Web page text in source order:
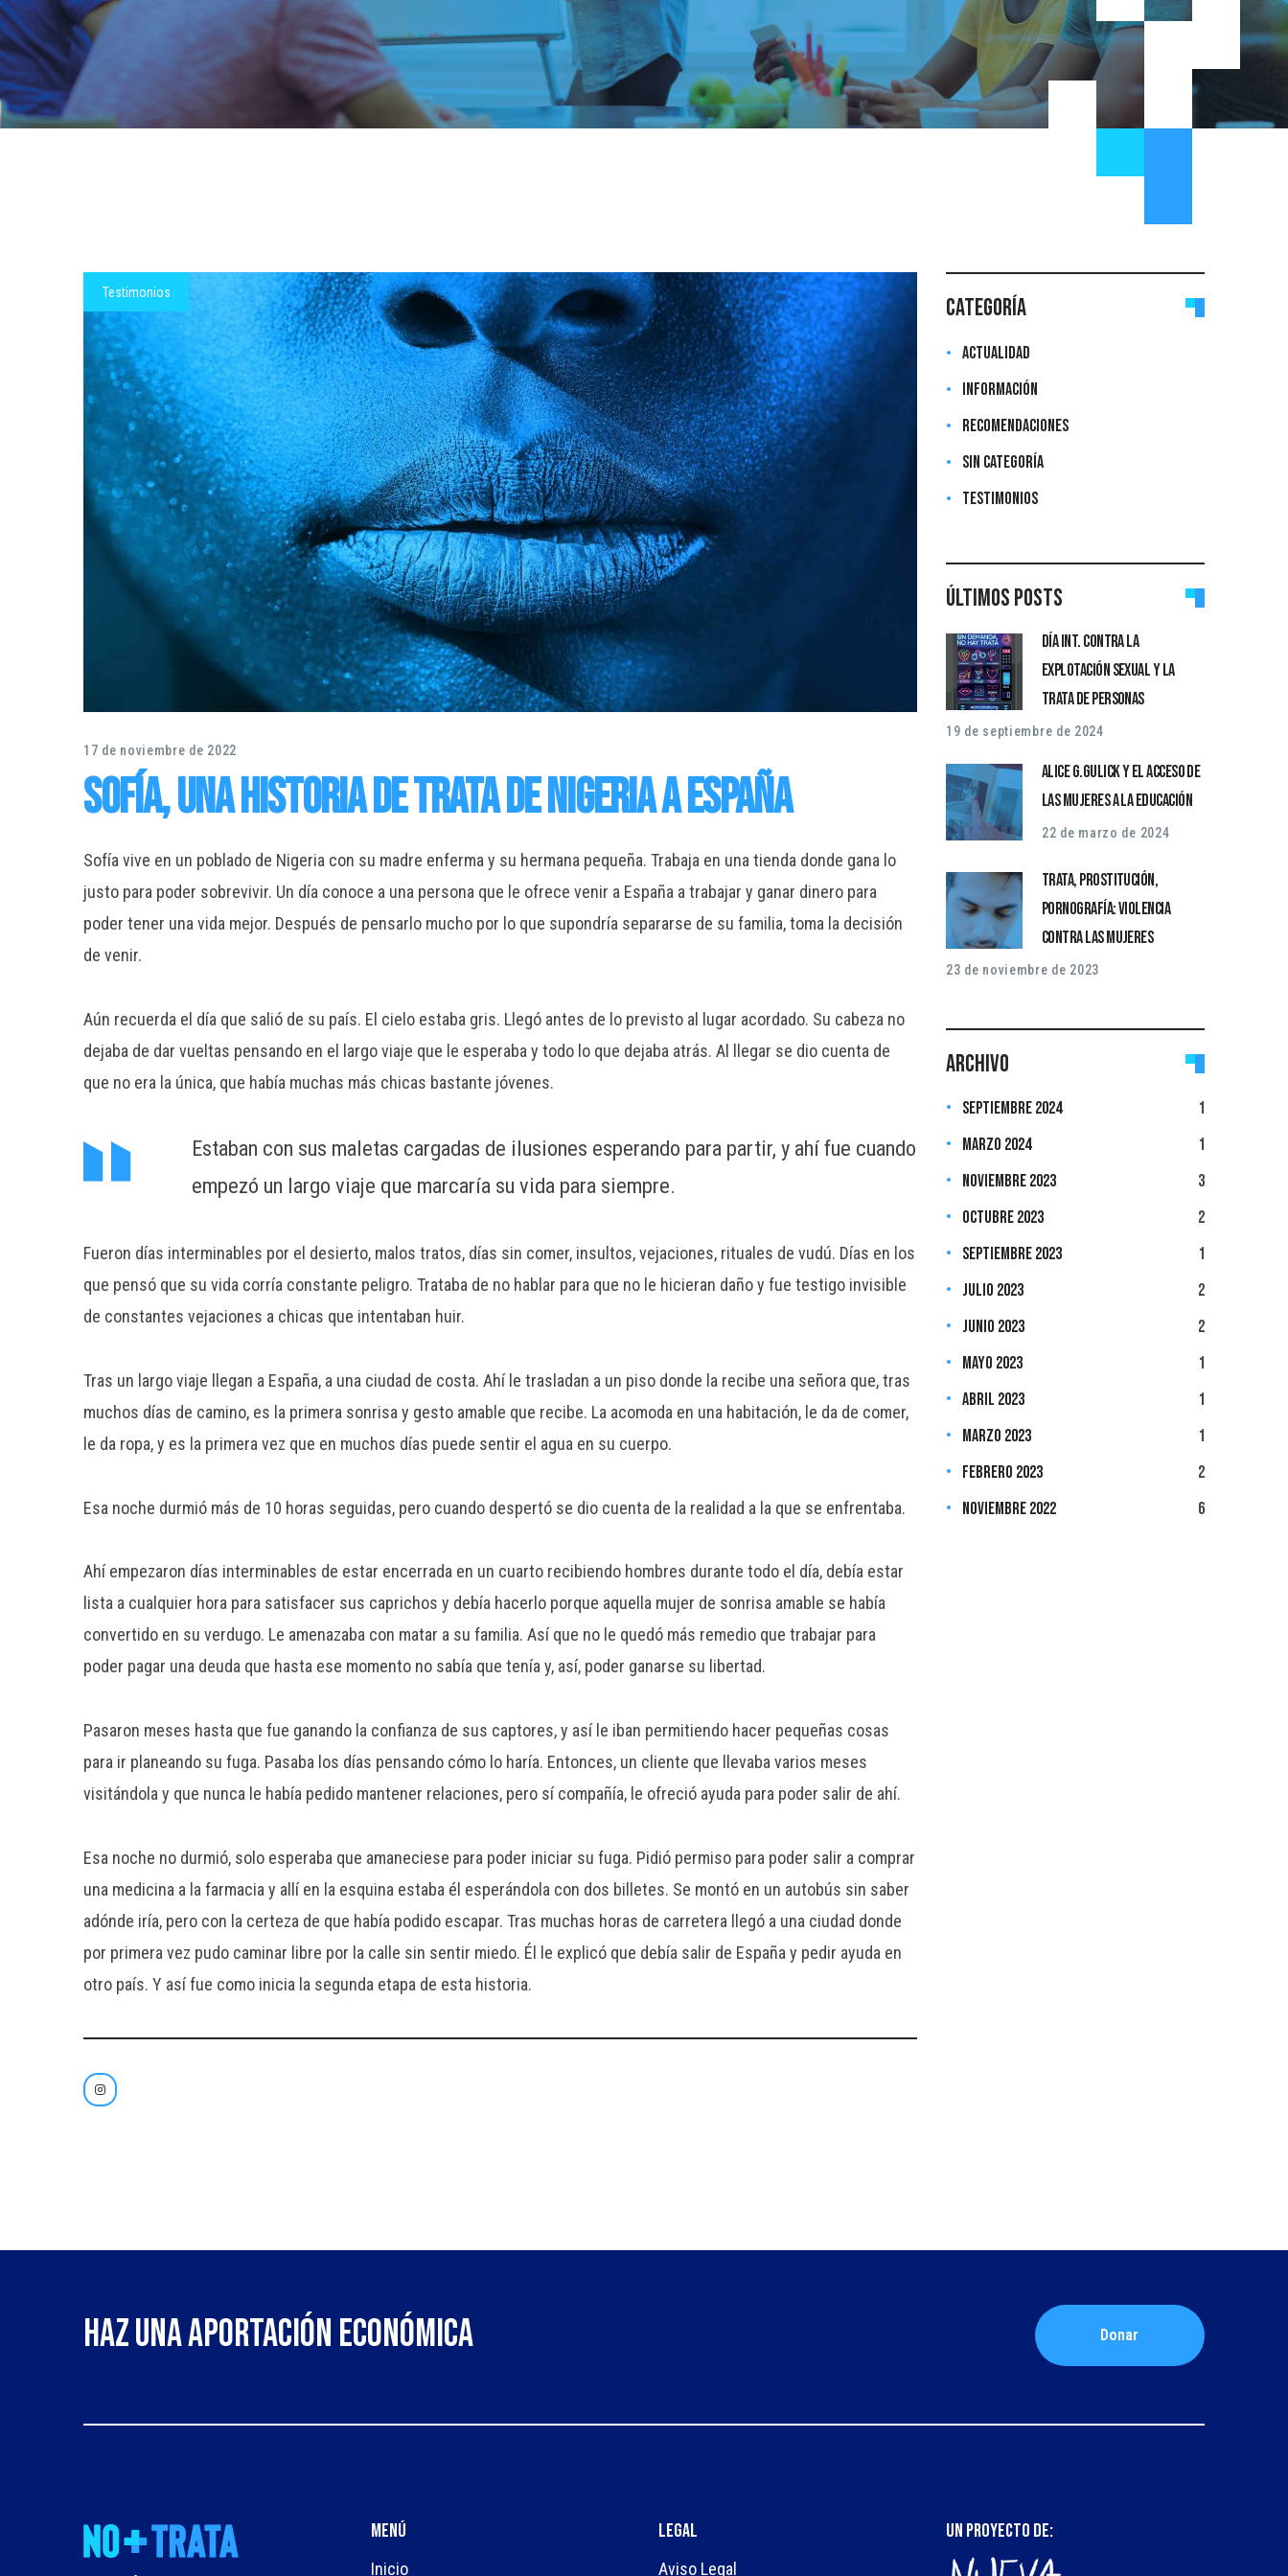
Testimonios
17 de noviembre de 2022
Sofía, una historia de trata de Nigeria a España
Sofía vive en un poblado de Nigeria con su madre enferma y su hermana pequeña. Trabaja en una tienda donde gana lo
justo para poder sobrevivir. Un día conoce a una persona que le ofrece venir a España a trabajar y ganar dinero para
poder tener una vida mejor. Después de pensarlo mucho por lo que supondría separarse de su familia, toma la decisión
de venir.
Aún recuerda el día que salió de su país. El cielo estaba gris. Llegó antes de lo previsto al lugar acordado. Su cabeza no
dejaba de dar vueltas pensando en el largo viaje que le esperaba y todo lo que dejaba atrás. Al llegar se dio cuenta de
que no era la única, que había muchas más chicas bastante jóvenes.
Estaban con sus maletas cargadas de ilusiones esperando para partir, y ahí fue cuando
empezó un largo viaje que marcaría su vida para siempre.
Fueron días interminables por el desierto, malos tratos, días sin comer, insultos, vejaciones, rituales de vudú. Días en los
que pensó que su vida corría constante peligro. Trataba de no hablar para que no le hicieran daño y fue testigo invisible
de constantes vejaciones a chicas que intentaban huir.
Tras un largo viaje llegan a España, a una ciudad de costa. Ahí le trasladan a un piso donde la recibe una señora que, tras
muchos días de camino, es la primera sonrisa y gesto amable que recibe. La acomoda en una habitación, le da de comer,
le da ropa, y es la primera vez que en muchos días puede sentir el agua en su cuerpo.
Esa noche durmió más de 10 horas seguidas, pero cuando despertó se dio cuenta de la realidad a la que se enfrentaba.
Ahí empezaron días interminables de estar encerrada en un cuarto recibiendo hombres durante todo el día, debía estar
lista a cualquier hora para satisfacer sus caprichos y debía hacerlo porque aquella mujer de sonrisa amable se había
convertido en su verdugo. Le amenazaba con matar a su familia. Así que no le quedó más remedio que trabajar para
poder pagar una deuda que hasta ese momento no sabía que tenía y, así, poder ganarse su libertad.
Pasaron meses hasta que fue ganando la confianza de sus captores, y así le iban permitiendo hacer pequeñas cosas
para ir planeando su fuga. Pasaba los días pensando cómo lo haría. Entonces, un cliente que llevaba varios meses
visitándola y que nunca le había pedido mantener relaciones, pero sí compañía, le ofreció ayuda para poder salir de ahí.
Esa noche no durmió, solo esperaba que amaneciese para poder iniciar su fuga. Pidió permiso para poder salir a comprar
una medicina a la farmacia y allí en la esquina estaba él esperándola con dos billetes. Se montó en un autobús sin saber
adónde iría, pero con la certeza de que había podido escapar. Tras muchas horas de carretera llegó a una ciudad donde
por primera vez pudo caminar libre por la calle sin sentir miedo. Él le explicó que debía salir de España y pedir ayuda en
otro país. Y así fue como inicia la segunda etapa de esta historia.
Categoría
Actualidad
Información
Recomendaciones
Sin categoría
Testimonios
Últimos posts
Día Int. contra la
explotación sexual y la
trata de personas
19 de septiembre de 2024
Alice G.Gulick y el acceso de
las mujeres a la educación
22 de marzo de 2024
Trata, prostitución,
pornografía: violencia
contra las mujeres
23 de noviembre de 2023
Archivo
septiembre 2024
1
marzo 2024
1
noviembre 2023
3
octubre 2023
2
septiembre 2023
1
julio 2023
2
junio 2023
2
mayo 2023
1
abril 2023
1
marzo 2023
1
febrero 2023
2
noviembre 2022
6
Haz una aportación económica Donar
Menú
Inicio
Legal
Aviso Legal
UN PROYECTO DE: